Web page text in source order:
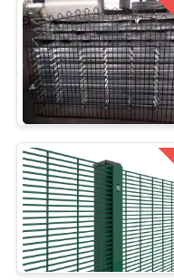
कारखाना
भ्रमण
गुणवत्ता
नियंत्रण
संपर्क
करें
छिद्रित
धातु के